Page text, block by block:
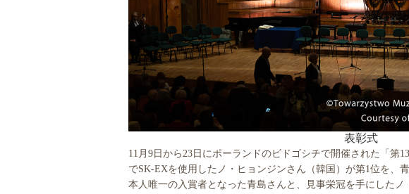
表彰式
11月9日から23日にポーランドのビドゴシチで開催された「第
でSK-EXを使用したノ・ヒョンジンさん（韓国）が第1位を、
本人唯一の入賞者となった青島さんと、見事栄冠を手にした